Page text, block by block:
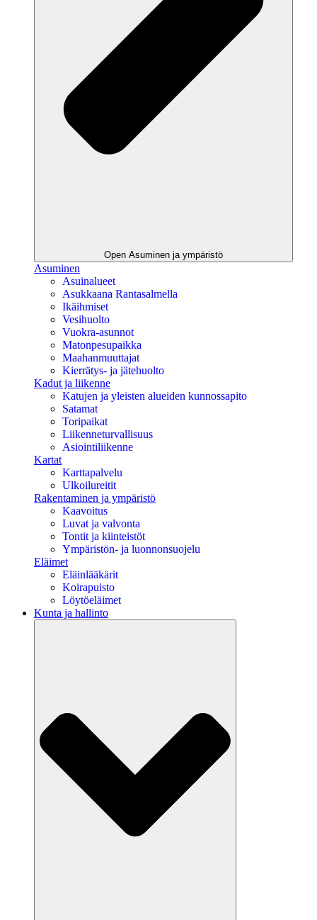
Open Asuminen ja ympäristö
Asuminen
Asuinalueet
Asukkaana Rantasalmella
Ikäihmiset
Vesihuolto
Vuokra-asunnot
Matonpesupaikka
Maahanmuuttajat
Kierrätys- ja jätehuolto
Kadut ja liikenne
Katujen ja yleisten alueiden kunnossapito
Satamat
Toripaikat
Liikenneturvallisuus
Asiointiliikenne
Kartat
Karttapalvelu
Ulkoilureitit
Rakentaminen ja ympäristö
Kaavoitus
Luvat ja valvonta
Tontit ja kiinteistöt
Ympäristön- ja luonnonsuojelu
Eläimet
Eläinlääkärit
Koirapuisto
Löytöeläimet
Kunta ja hallinto